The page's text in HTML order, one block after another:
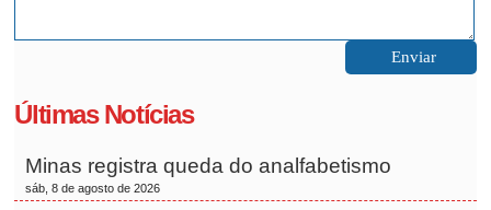
Últimas Notícias
Minas registra queda do analfabetismo
sáb, 8 de agosto de 2026